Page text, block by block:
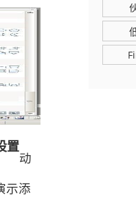
置
动
示添